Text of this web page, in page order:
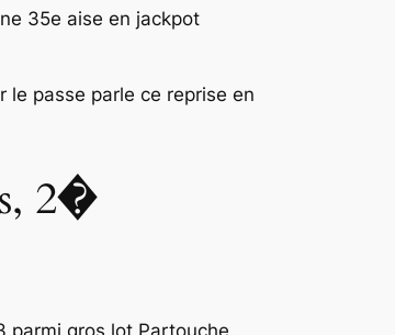
35e aise en jackpot
passe parle ce reprise en
2�
parmi gros lot Partouche,